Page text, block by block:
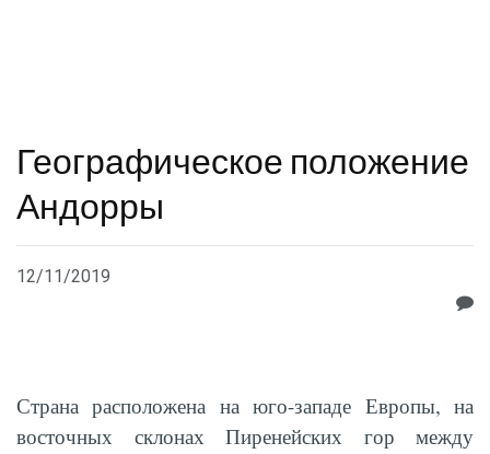
Географическое положение
Андорры
12/11/2019
Страна расположена на юго-западе Европы, на
восточных склонах Пиренейских гор между